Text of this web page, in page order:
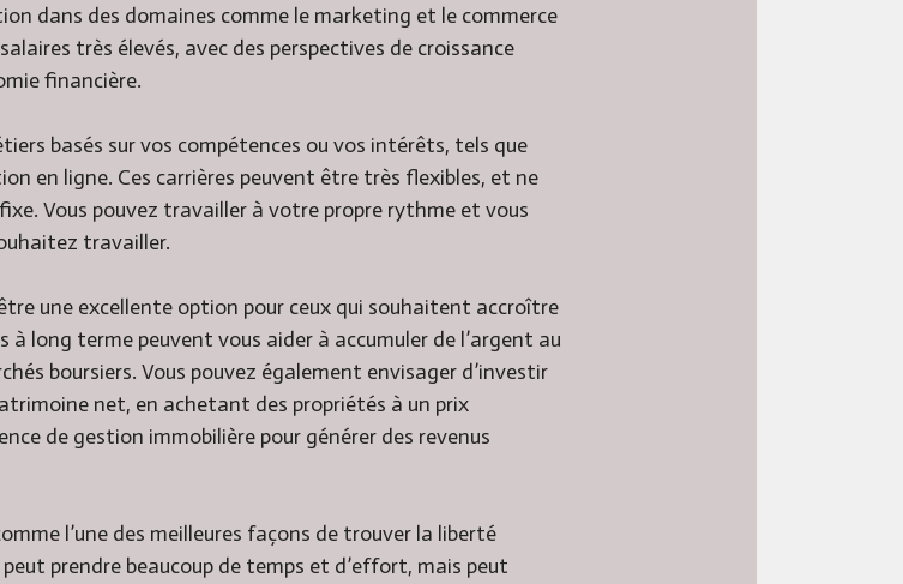
dans des domaines comme le marketing et le commerce
très élevés, avec des perspectives de croissance
financière.
basés sur vos compétences ou vos intérêts, tels que
en ligne. Ces carrières peuvent être très flexibles, et ne
Vous pouvez travailler à votre propre rythme et vous
travailler.
une excellente option pour ceux qui souhaitent accroître
long terme peuvent vous aider à accumuler de l’argent au
boursiers. Vous pouvez également envisager d’investir
net, en achetant des propriétés à un prix
de gestion immobilière pour générer des revenus
l’une des meilleures façons de trouver la liberté
prendre beaucoup de temps et d’effort, mais peut